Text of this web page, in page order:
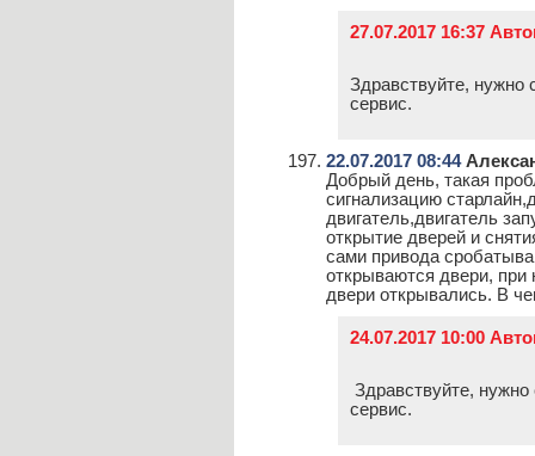
27.07.2017 16:37
Здравствуйте, нужно
сервис.
22.07.2017 08:44
Добрый день, такая
сигнализацию
двигатель,двигатель
открытие дверей и
сами привода
открываются двери, при
двери открывались. В
24.07.2017 10:00
Здравствуйте,
сервис.